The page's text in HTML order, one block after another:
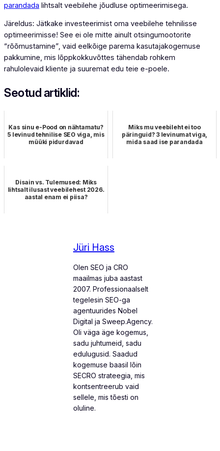
parandada lihtsalt veebilehe jõudluse optimeerimisega.
Järeldus: Jätkake investeerimist oma veebilehe tehnilisse
optimeerimisse! See ei ole mitte ainult otsingumootorite
“rõõmustamine”, vaid eelkõige parema kasutajakogemuse
pakkumine, mis lõppkokkuvõttes tähendab rohkem
rahulolevaid kliente ja suuremat edu teie e-poele.
Seotud artiklid:
Kas sinu e-Pood on nähtamatu?
5 levinud tehnilise SEO viga, mis
müüki pidurdavad
Miks mu veebileht ei too
päringuid? 3 levinumat viga,
mida saad ise parandada
Disain vs. Tulemused: Miks
lihtsalt ilusast veebilehest 2026.
aastal enam ei piisa?
Jüri Hass
Olen SEO ja CRO
maailmas juba aastast
2007. Professionaalselt
tegelesin SEO-ga
agentuurides Nobel
Digital ja Sweep.Agency.
Oli väga äge kogemus,
sadu juhtumeid, sadu
edulugusid. Saadud
kogemuse baasil lõin
SECRO strateegia, mis
kontsentreerub vaid
sellele, mis tõesti on
oluline.